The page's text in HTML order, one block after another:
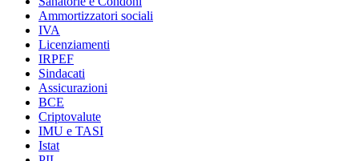
Ammortizzatori sociali
IVA
Licenziamenti
IRPEF
Sindacati
Assicurazioni
BCE
Criptovalute
IMU e TASI
Istat